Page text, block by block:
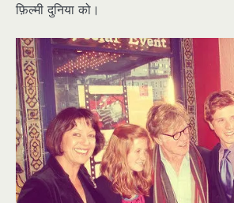
फ़िल्मी दुनिया को।